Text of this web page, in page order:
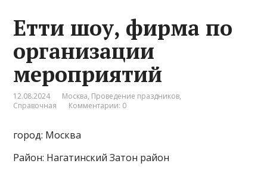
Етти шоу, фирма по
организации
мероприятий
12.08.2024 Москва, Проведение праздников,
Справочная
Комментарии: 0
город: Москва
Район: Нагатинский Затон район